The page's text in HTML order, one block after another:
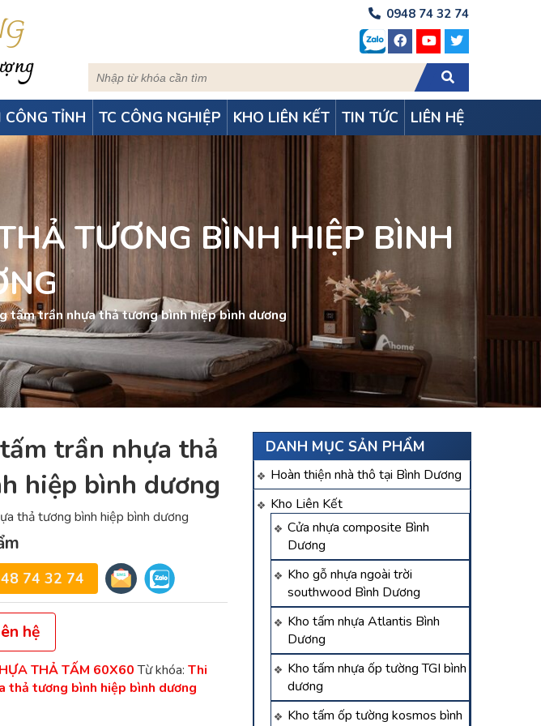
0948 74 32 74
CÔNG TỈNH TC CÔNG NGHIỆP KHO LIÊN KẾT TIN TỨC LIÊN HỆ
TƯƠNG BÌNH HIỆP BÌNH
tấm trần nhựa thả tương bình hiệp bình dương
DANH MỤC SẢN PHẨM
Hoàn thiện nhà thô tại Bình Dương
Kho Liên Kết
Cửa nhựa composite Bình
Dương
Kho gỗ nhựa ngoài trời
southwood Bình Dương
Kho tấm nhựa Atlantis Bình
Dương
Kho tấm nhựa ốp tường TGI bình
dương
Kho tấm ốp tường kosmos bình
trần nhựa thả
hiệp bình dương
thả tương bình hiệp bình dương
74 32 74
hệ
THẢ TẤM 60X60 Từ khóa: Thi
thả tương bình hiệp bình dương